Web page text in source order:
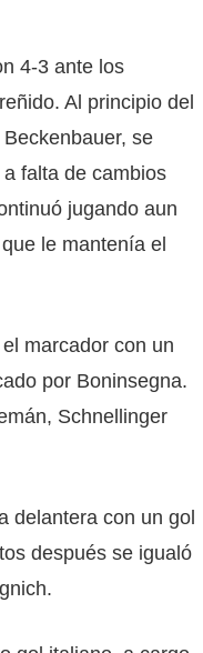
4-3 ante los
Al principio del
se
falta de cambios
jugando aun
le mantenía el
marcador con un
por Boninsegna.
Schnellinger
delantera con un gol
después se igualó